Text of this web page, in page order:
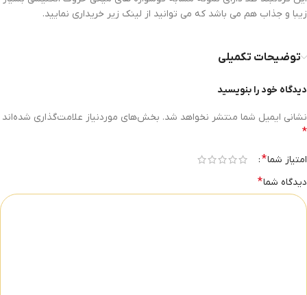
زیبا و جذاب هم می باشد که می توانید از لینک زیر خریداری نمایید.
توضیحات تکمیلی
دیدگاه خود را بنویسید
نشانی ایمیل شما منتشر نخواهد شد. بخش‌های موردنیاز علامت‌گذاری شده‌اند
*
امتیاز شما*
دیدگاه شما*